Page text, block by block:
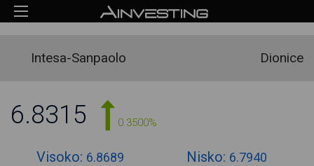
Intesa-Sanpaolo Dionice
6.8315 0.3500%
Visoko: 6.8689 Nisko: 6.7940